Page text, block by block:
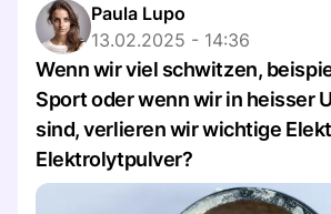
Paula Lupo
13.02.2025 - 14:36
Wenn wir viel schwitzen,
Sport oder wenn wir in heisser
sind, verlieren wir wichtige
Elektrolytpulver?